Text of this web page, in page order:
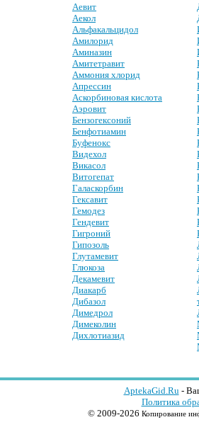
Аевит
Аекол
Альфакальцидол
Амилорид
Аминазин
Амитетравит
Аммония хлорид
Апрессин
Аскорбиновая кислота
Аэровит
Бензогексоний
Бенфотиамин
Буфенокс
Видехол
Викасол
Витогепат
Галаскорбин
Гексавит
Гемодез
Гендевит
Гигроний
Гипозоль
Глутамевит
Глюкоза
Декамевит
Диакарб
Дибазол
Димедрол
Димеколин
Дихлотиазид
AptekaGid.Ru-
Политика
© 2009-2026 Копирование